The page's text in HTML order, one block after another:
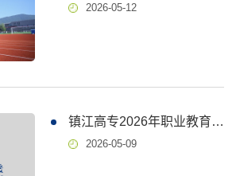
2026-05-12
镇江高专2026年职业教育活动周实施方案
2026-05-09